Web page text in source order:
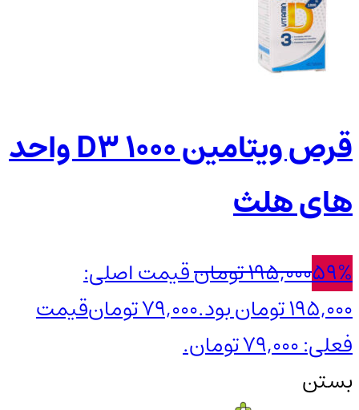
قرص ویتامین D3 1000 واحد
های هلث
59%
195,000تومانقیمت اصلی:
195,000 تومان بود.
79,000تومانقیمت
فعلی: 79,000 تومان.
بستن